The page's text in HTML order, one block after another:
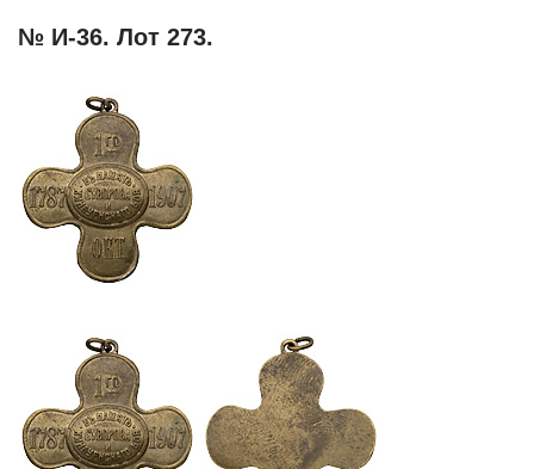
№ И-36. Лот 273.